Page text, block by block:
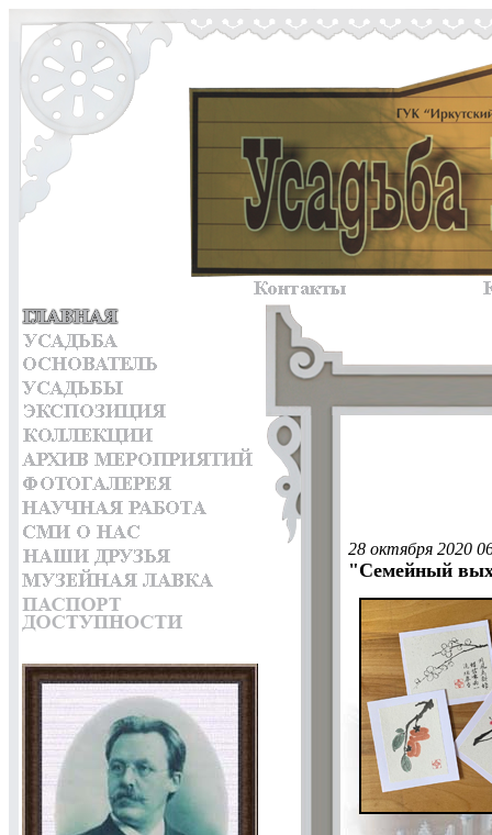
28 октября 2020
"Семейный